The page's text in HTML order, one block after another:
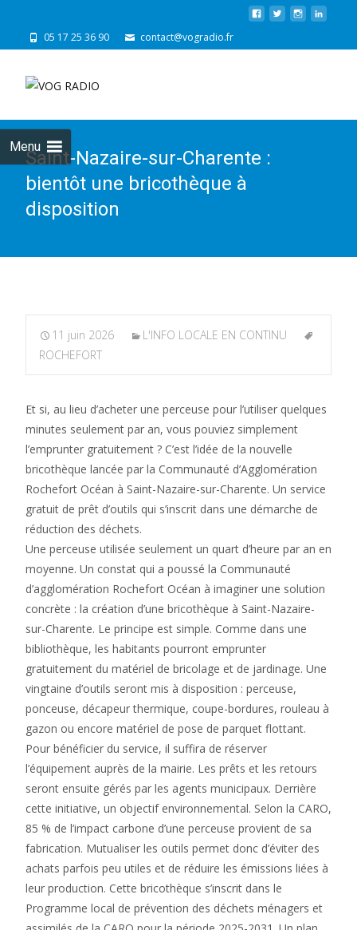
05 17 25 36 90 contact@vogradio.fr
Menu
Saint-Nazaire-sur-Charente :
bientôt une bricothèque à
disposition
11 juin 2026
L'INFO LOCALE EN CONTINU
ROCHEFORT
Et si, au lieu d’acheter une perceuse pour l’utiliser quelques
minutes seulement par an, vous pouviez simplement
l’emprunter gratuitement ? C’est l’idée de la nouvelle
bricothèque lancée par la Communauté d’Agglomération
Rochefort Océan à Saint-Nazaire-sur-Charente. Un service
gratuit de prêt d’outils qui s’inscrit dans une démarche de
réduction des déchets.
Une perceuse utilisée seulement un quart d’heure par an en
moyenne. Un constat qui a poussé la Communauté
d’agglomération Rochefort Océan à imaginer une solution
concrète : la création d’une bricothèque à Saint-Nazaire-
sur-Charente. Le principe est simple. Comme dans une
bibliothèque, les habitants pourront emprunter
gratuitement du matériel de bricolage et de jardinage. Une
vingtaine d’outils seront mis à disposition : perceuse,
ponceuse, décapeur thermique, coupe-bordures, rouleau à
gazon ou encore matériel de pose de parquet flottant.
Pour bénéficier du service, il suffira de réserver
l’équipement auprès de la mairie. Les prêts et les retours
seront ensuite gérés par les agents municipaux. Derrière
cette initiative, un objectif environnemental. Selon la CARO,
85 % de l’impact carbone d’une perceuse provient de sa
fabrication. Mutualiser les outils permet donc d’éviter des
achats parfois peu utiles et de réduire les émissions liées à
leur production. Cette bricothèque s’inscrit dans le
Programme local de prévention des déchets ménagers et